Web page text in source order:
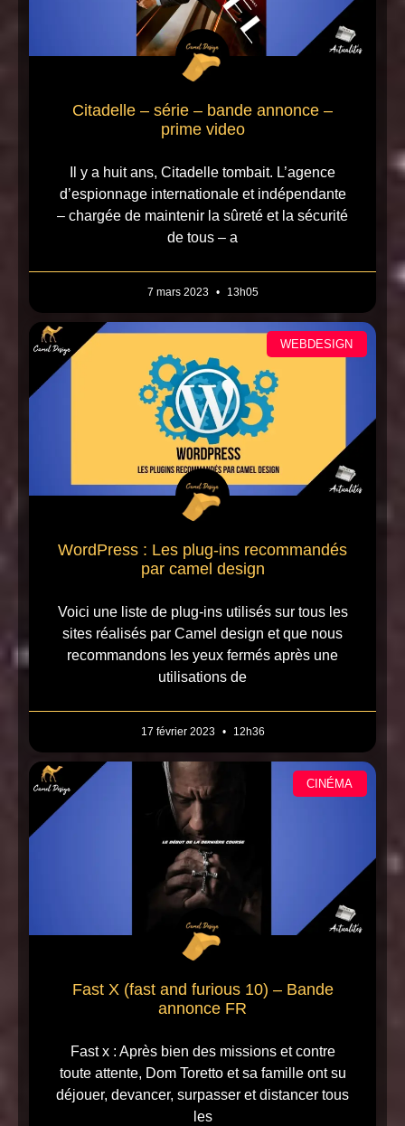
Citadelle – série – bande annonce –
prime video
Il y a huit ans, Citadelle tombait. L’agence
d’espionnage internationale et indépendante
– chargée de maintenir la sûreté et la sécurité
de tous – a
7 mars 2023 13h05
WEBDESIGN
WordPress : Les plug-ins recommandés
par camel design
Voici une liste de plug-ins utilisés sur tous les
sites réalisés par Camel design et que nous
recommandons les yeux fermés après une
utilisations de
17 février 2023 12h36
CINÉMA
Fast X (fast and furious 10) – Bande
annonce FR
Fast x : Après bien des missions et contre
toute attente, Dom Toretto et sa famille ont su
déjouer, devancer, surpasser et distancer tous
les